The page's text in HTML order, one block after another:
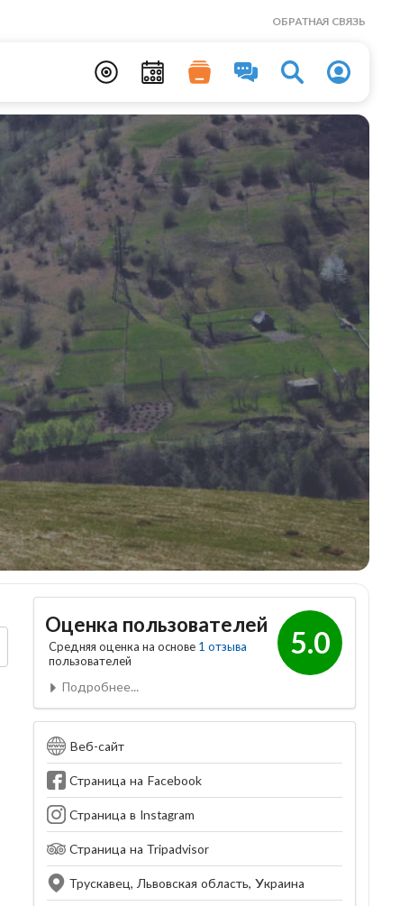
ОБРАТНАЯ СВЯЗЬ
5.0
Оценка пользователей
Средняя оценка на основе 1 отзыва
пользователей
Подробнее...
Веб-сайт
Страница на Facebook
Страница в Instagram
Страница на Tripadvisor
Трускавец, Львовская область, Украина